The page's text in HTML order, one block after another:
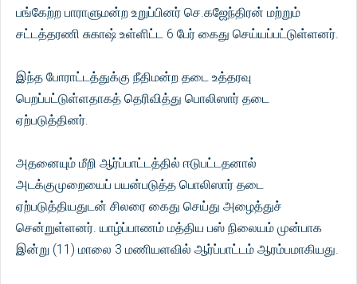
பங்கேற்ற பாராளுமன்ற உறுப்பினர் செ.கஜேந்திரன் மற்றும்
சட்டத்தரணி சுகாஷ் உள்ளிட்ட 6 பேர் கைது செய்யப்பட்டுள்ளனர்.
இந்த போராட்டத்துக்கு நீதிமன்ற தடை உத்தரவு
பெறப்பட்டுள்ளதாகத் தெரிவித்து பொலிஸார் தடை
ஏற்படுத்தினர்.
அதனையும் மீறி ஆர்ப்பாட்டத்தில் ஈடுபட்டதனால்
அடக்குமுறையைப் பயன்படுத்த பொலிஸார் தடை
ஏற்படுத்தியதுடன் சிலரை கைது செய்து அழைத்துச்
சென்றுள்ளனர். யாழ்ப்பாணம் மத்திய பஸ் நிலையம் முன்பாக
இன்று (11) மாலை 3 மணியளவில் ஆர்ப்பாட்டம் ஆரம்பமாகியது.